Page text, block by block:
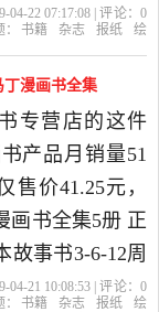
年级动漫故事6-
发益智课外阅
年广州博益
精选书籍,杂志,
价比很高的绘
由广东 深圳发
22 07:17:08 | 评论： 0
书籍 杂志 报纸
绘
漫画书全集
专营店的这件
产品月销量51
售价41.25元，
画书全集5册 正
故事书3-6-12周
小学生课外书
21 10:08:53 | 评论： 0
书籍 杂志 报纸
绘